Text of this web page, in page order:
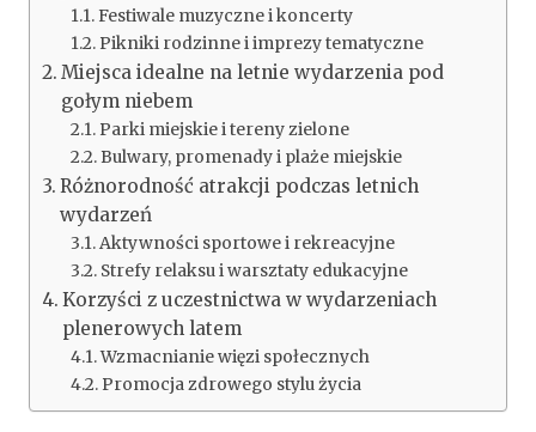
Festiwale muzyczne i koncerty
Pikniki rodzinne i imprezy tematyczne
Miejsca idealne na letnie wydarzenia pod
gołym niebem
Parki miejskie i tereny zielone
Bulwary, promenady i plaże miejskie
Różnorodność atrakcji podczas letnich
wydarzeń
Aktywności sportowe i rekreacyjne
Strefy relaksu i warsztaty edukacyjne
Korzyści z uczestnictwa w wydarzeniach
plenerowych latem
Wzmacnianie więzi społecznych
Promocja zdrowego stylu życia